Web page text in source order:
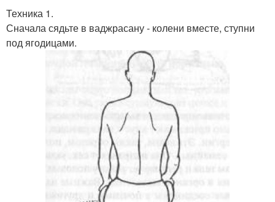
Техника 1.
Сначала сядьте в ваджрасану - колени вместе, ступни
под ягодицами.